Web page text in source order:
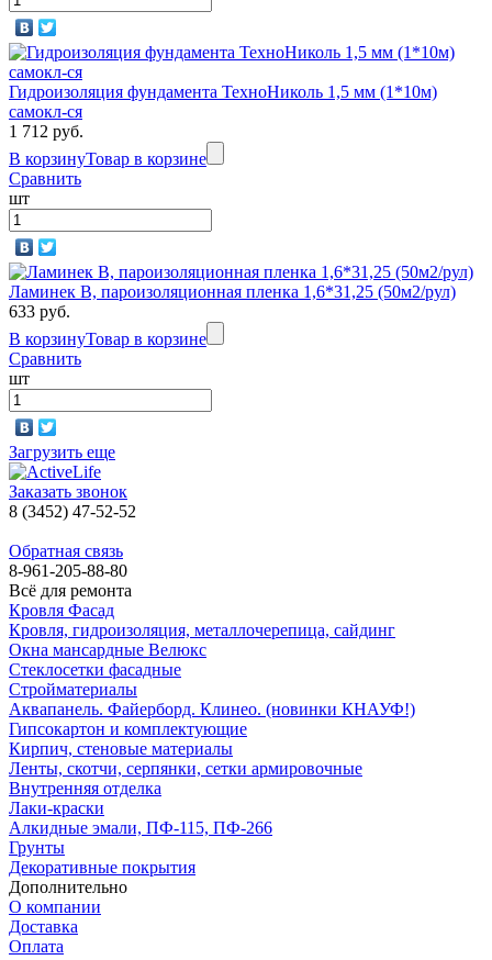
Гидроизоляция фундамента ТехноНиколь 1,5 мм (1*10м)
самокл-ся
1 712 руб.
В корзинуТовар в корзине
Сравнить
шт
Ламинек В, пароизоляционная пленка 1,6*31,25 (50м2/рул)
633 руб.
В корзинуТовар в корзине
Сравнить
шт
Загрузить еще
Заказать звонок
8 (3452) 47-52-52
Обратная связь
8-961-205-88-80
Всё для ремонта
Кровля Фасад
Кровля, гидроизоляция, металлочерепица, сайдинг
Окна мансардные Велюкс
Стеклосетки фасадные
Стройматериалы
Аквапанель. Файерборд. Клинео. (новинки КНАУФ!)
Гипсокартон и комплектующие
Кирпич, стеновые материалы
Ленты, скотчи, серпянки, сетки армировочные
Внутренняя отделка
Лаки-краски
Алкидные эмали, ПФ-115, ПФ-266
Грунты
Декоративные покрытия
Дополнительно
О компании
Доставка
Оплата